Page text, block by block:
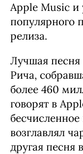
Apple Music и
популярного
релиза.
Лучшая
Рича,
более 460
говорят в
возглавлял
другая песня